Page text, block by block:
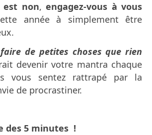
est non,engagez-vous à vous
année à simplement être
de petites choses que rien
devenir votre mantra chaque
vous sentez rattrapé par la
de procrastiner.
des 5 minutes !